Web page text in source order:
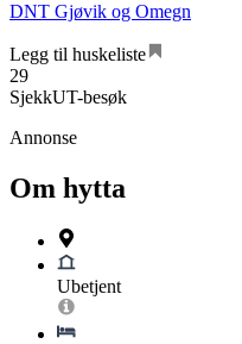
DNT Gjøvik og Omegn
Legg til huskeliste
29
SjekkUT-besøk
Annonse
Om hytta
Ubetjent